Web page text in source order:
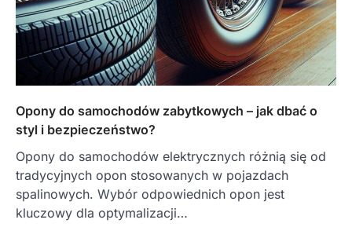
Opony do samochodów zabytkowych – jak dbać o
styl i bezpieczeństwo?
Opony do samochodów elektrycznych różnią się od
tradycyjnych opon stosowanych w pojazdach
spalinowych. Wybór odpowiednich opon jest
kluczowy dla optymalizacji…